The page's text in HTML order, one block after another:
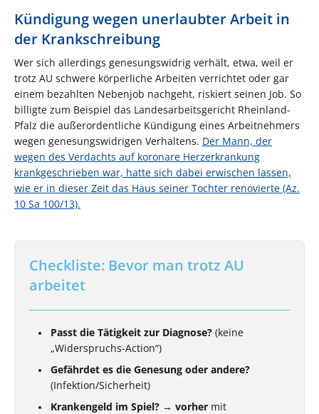
Kündigung wegen unerlaubter Arbeit in
der Krankschreibung
Wer sich allerdings genesungswidrig verhält, etwa, weil er
trotz AU schwere körperliche Arbeiten verrichtet oder gar
einem bezahlten Nebenjob nachgeht, riskiert seinen Job. So
billigte zum Beispiel das Landesarbeitsgericht Rheinland-
Pfalz die außerordentliche Kündigung eines Arbeitnehmers
wegen genesungswidrigen Verhaltens. Der Mann, der
wegen des Verdachts auf koronare Herzerkrankung
krankgeschrieben war, hatte sich dabei erwischen lassen,
wie er in dieser Zeit das Haus seiner Tochter renovierte (Az.
10 Sa 100/13).
Checkliste: Bevor man trotz AU
arbeitet
Passt die Tätigkeit zur Diagnose? (keine
„Widerspruchs-Action“)
Gefährdet es die Genesung oder andere?
(Infektion/Sicherheit)
Krankengeld im Spiel? → vorher mit